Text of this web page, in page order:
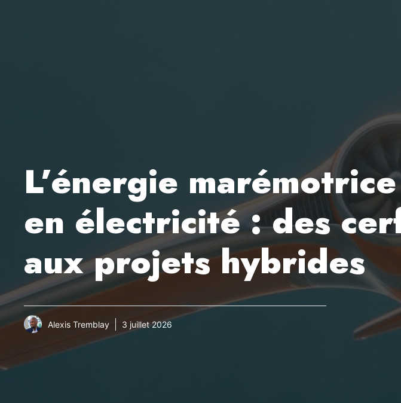
L’énergie
en électricité : des
aux projets hybrides
Alexis Tremblay 3 juillet 2026